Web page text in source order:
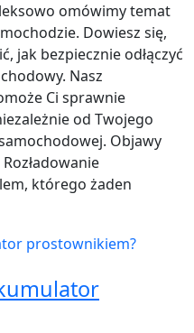
omówimy temat
Dowiesz się,
jak bezpiecznie odłączyć
Nasz
Ci sprawnie
od Twojego
Objawy
którego żaden